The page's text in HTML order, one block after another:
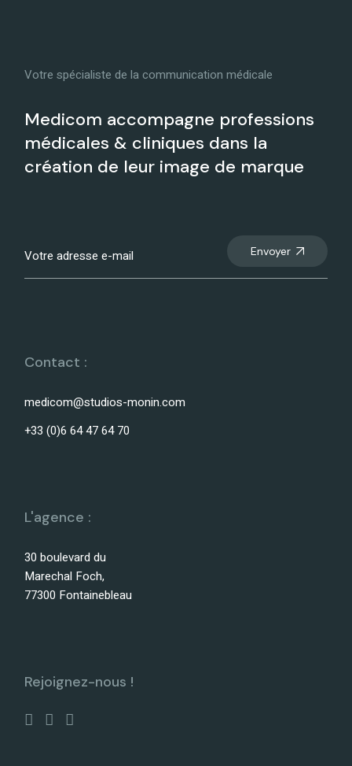
Votre spécialiste de la communication médicale
Medicom accompagne professions
médicales & cliniques dans la
création de leur image de marque
Envoyer
Contact :
medicom@studios-monin.com
+33 (0)6 64 47 64 70
L'agence :
30 boulevard du
Marechal Foch,
77300 Fontainebleau
Rejoignez-nous !